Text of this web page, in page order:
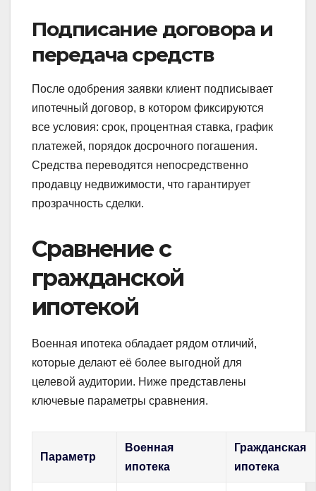
Подписание договора и
передача средств
После одобрения заявки клиент подписывает
ипотечный договор, в котором фиксируются
все условия: срок, процентная ставка, график
платежей, порядок досрочного погашения.
Средства переводятся непосредственно
продавцу недвижимости, что гарантирует
прозрачность сделки.
Сравнение с
гражданской
ипотекой
Военная ипотека обладает рядом отличий,
которые делают её более выгодной для
целевой аудитории. Ниже представлены
ключевые параметры сравнения.
Параметр
Военная
ипотека
Гражданская
ипотека